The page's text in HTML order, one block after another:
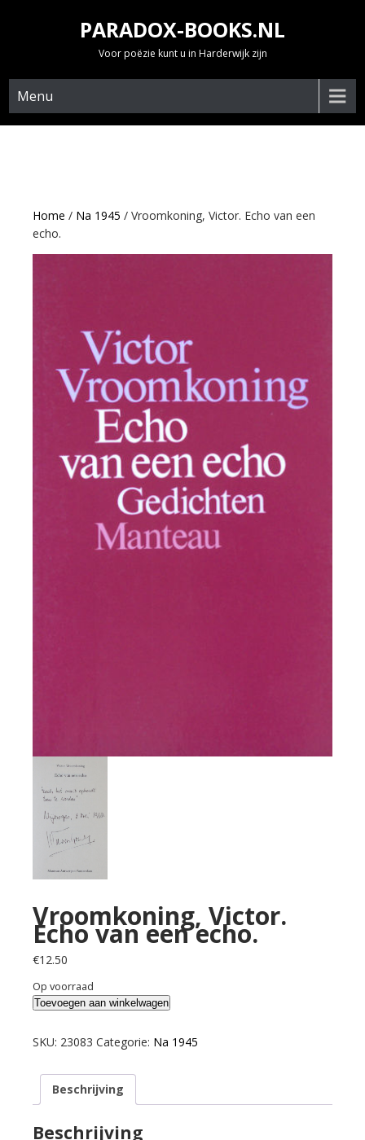
PARADOX-BOOKS.NL
Voor poëzie kunt u in Harderwijk zijn
Menu
Home / Na 1945 / Vroomkoning, Victor. Echo van een
echo.
Vroomkoning, Victor.
Echo van een echo.
€12.50
Op voorraad
Vroomkoning,
Echo
een
echo.
aantal
Toevoegen aan winkelwagen
SKU: 23083 Categorie: Na 1945
Beschrijving
Beschrijving